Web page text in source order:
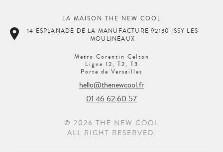
LA MAISON THE NEW COOL
14 ESPLANADE DE LA MANUFACTURE 92130 ISSY LES
MOULINEAUX
Metro Corentin Celton
Ligne 12, T2, T3
Porte de Versailles
hello@thenewcool.fr
01 46 62 60 57
© 2026 THE NEW COOL
ALL RIGHT RESERVED.